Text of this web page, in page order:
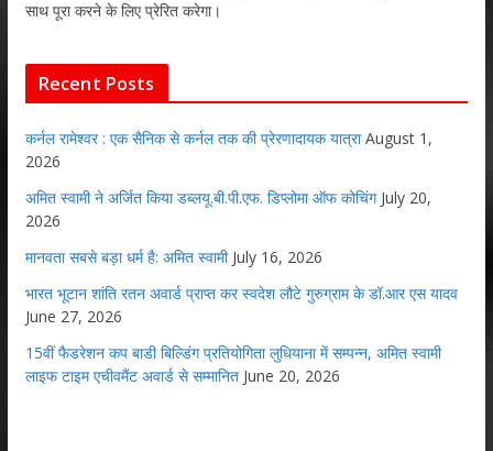
साथ पूरा करने के लिए प्रेरित करेगा।
Recent Posts
कर्नल रामेश्वर : एक सैनिक से कर्नल तक की प्रेरणादायक यात्रा August 1,
2026
अमित स्वामी ने अर्जित किया डब्लयू.बी.पी.एफ. डिप्लोमा ऑफ कोचिंग July 20,
2026
मानवता सबसे बड़ा धर्म है: अमित स्वामी July 16, 2026
भारत भूटान शांति रतन अवार्ड प्राप्त कर स्वदेश लौटे गुरुग्राम के डॉ.आर एस यादव
June 27, 2026
15वीं फैडरेशन कप बाडी बिल्डिंग प्रतियोगिता लुधियाना में सम्पन्न, अमित स्वामी
लाइफ टाइम एचीवमैंट अवार्ड से सम्मानित June 20, 2026